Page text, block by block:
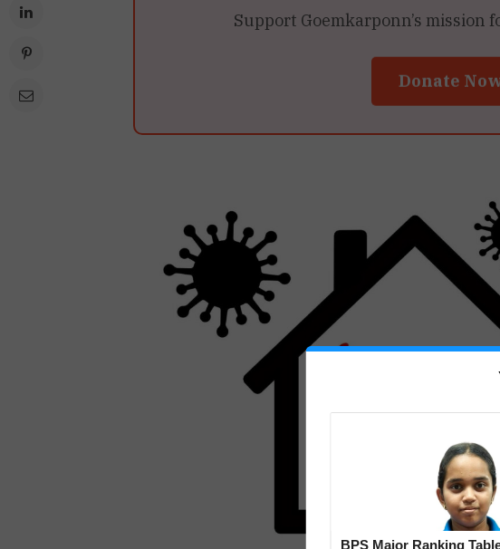
Support Goemkarponn’s mission
Donate
BPS Major Ranking